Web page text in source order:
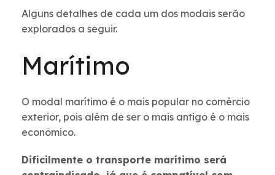
Alguns detalhes de cada um dos modais serão
explorados a seguir.
Marítimo
O modal marítimo é o mais popular no comércio
exterior, pois além de ser o mais antigo é o mais
econômico.
Dificilmente o transporte marítimo será